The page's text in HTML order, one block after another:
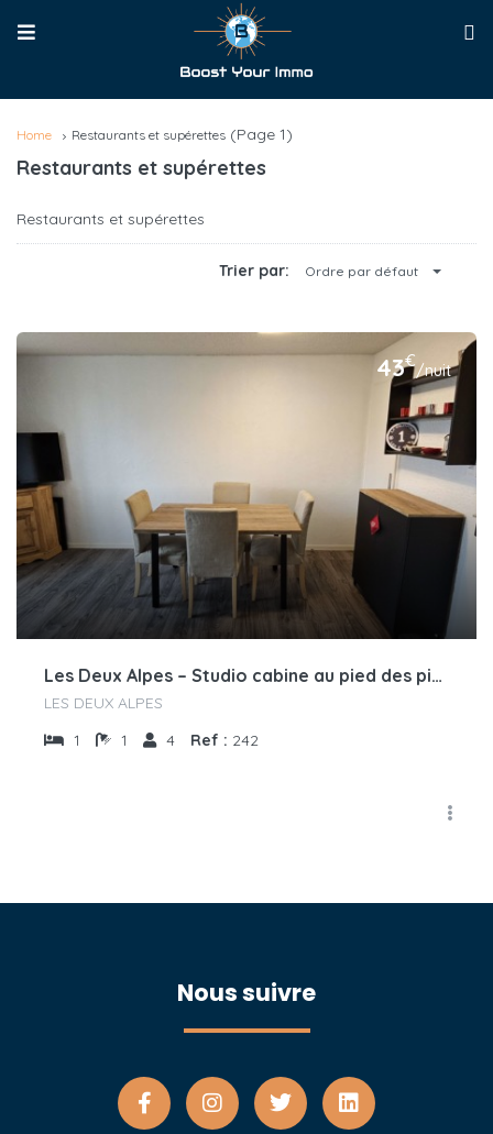
Home Restaurants et supérettes (Page 1)
Restaurants et supérettes
Restaurants et supérettes
Trier par: Ordre par défaut
43€/nuit
Les Deux Alpes – Studio cabine au pied des pistes, Résidence Côte-Brune, avec vue plein sud
LES DEUX ALPES
1
1 4 Ref : 242
Nous suivre